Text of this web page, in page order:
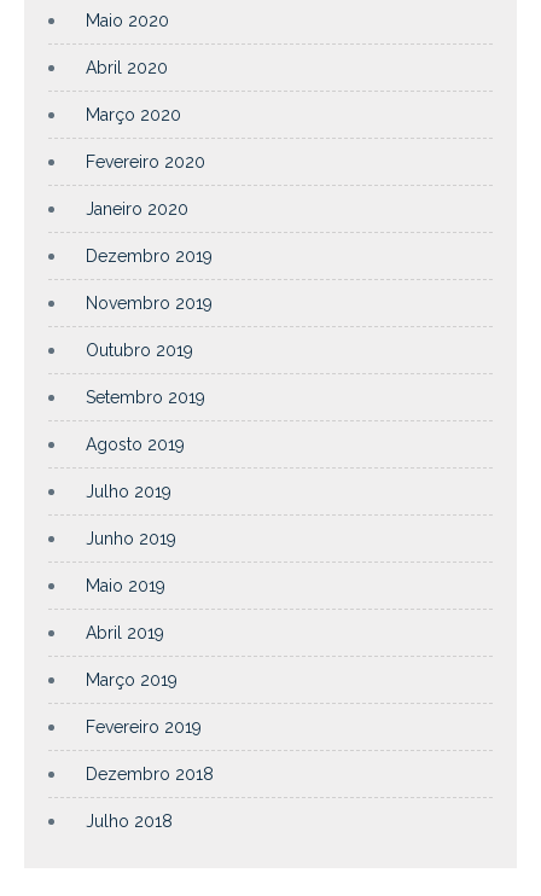
Maio 2020
Abril 2020
Março 2020
Fevereiro 2020
Janeiro 2020
Dezembro 2019
Novembro 2019
Outubro 2019
Setembro 2019
Agosto 2019
Julho 2019
Junho 2019
Maio 2019
Abril 2019
Março 2019
Fevereiro 2019
Dezembro 2018
Julho 2018